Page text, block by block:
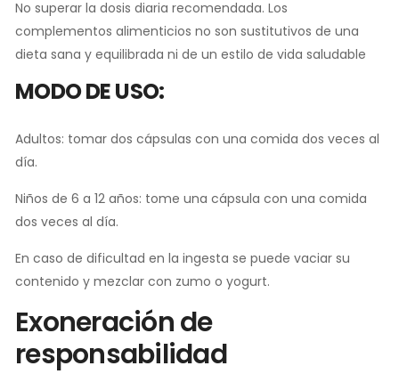
No superar la dosis diaria recomendada. Los
complementos alimenticios no son sustitutivos de una
dieta sana y equilibrada ni de un estilo de vida saludable
MODO DE USO:
Adultos: tomar dos cápsulas con una comida dos veces al
día.
Niños de 6 a 12 años: tome una cápsula con una comida
dos veces al día.
En caso de dificultad en la ingesta se puede vaciar su
contenido y mezclar con zumo o yogurt.
Exoneración de
responsabilidad